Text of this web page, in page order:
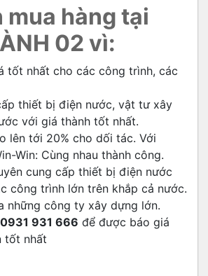
mua hàng tại
02 vì:
tốt nhất cho các công trình, các
thiết bị điện nước, vật tư xây
với giá thành tốt nhất.
lên tới 20% cho dối tác. Với
Win: Cùng nhau thành công.
cung cấp thiết bị điện nước
công trình lớn trên khắp cả nước.
những công ty xây dựng lớn.
0931 931 666 để được báo giá
tốt nhất